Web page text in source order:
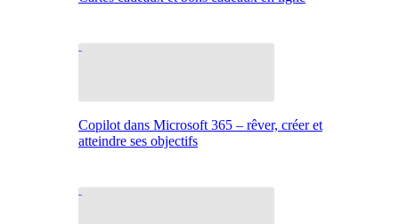
Copilot dans Microsoft 365 – rêver, créer et
atteindre ses objectifs